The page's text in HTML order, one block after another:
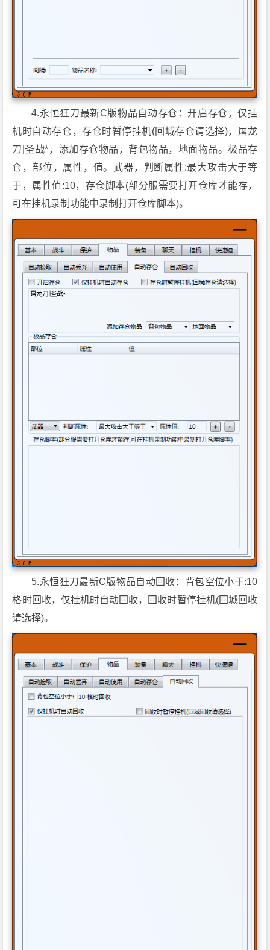
4.永恒狂刀最新C版物品自动存仓：开启存仓，仅挂
机时自动存仓，存仓时暂停挂机(回城存仓请选择)，屠龙
刀|圣战*，添加存仓物品，背包物品，地面物品。极品存
仓，部位，属性，值。武器，判断属性:最大攻击大于等
于，属性值:10，存仓脚本(部分服需要打开仓库才能存，
可在挂机录制功能中录制打开仓库脚本)。
5.永恒狂刀最新C版物品自动回收：背包空位小于:10
格时回收，仅挂机时自动回收，回收时暂停挂机(回城回收
请选择)。